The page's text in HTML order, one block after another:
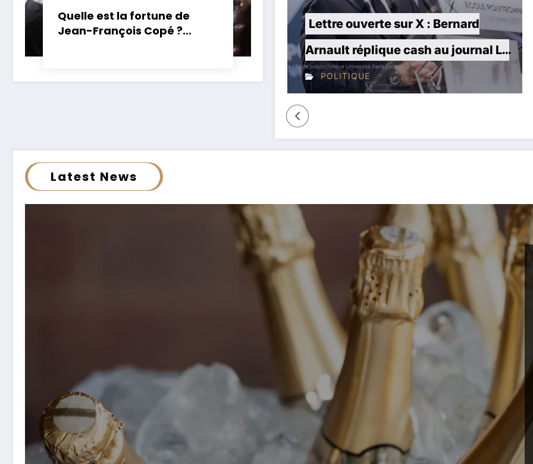
Quelle est la fortune de
Jean-François Copé ?
Alexandre Devecchio : origine, vie
Lettre ouverte sur X : Bernard
Arnault réplique cash au journal Le
Monde
POLITIQUE
Latest News